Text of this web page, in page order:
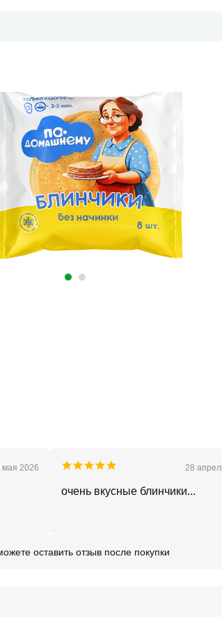
мая 2026 28
очень вкусные блинчики...
оставить отзыв после покупки